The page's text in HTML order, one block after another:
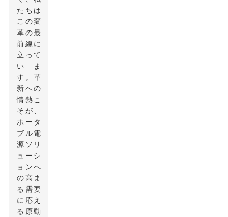
たちは
この変
革の最
前線に
立って
いま
す。革
新への
情熱こ
そが、
ポータ
ブル電
源ソリ
ューシ
ョンへ
の高ま
る需要
に応え
る原動